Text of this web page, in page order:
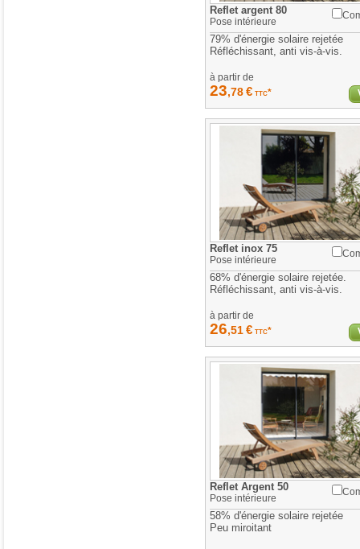
Reflet argent 80
Pose intérieure
79% d'énergie solaire rejetée
Réfléchissant, anti vis-à-vis.
à partir de
23,78€ TTC*
Reflet inox 75
Pose intérieure
68% d'énergie solaire rejetée.
Réfléchissant, anti vis-à-vis.
à partir de
26,51€ TTC*
Reflet Argent 50
Pose intérieure
58% d'énergie solaire rejetée
Peu miroitant